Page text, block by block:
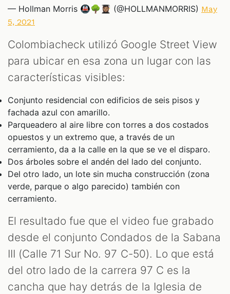
— Hollman Morris 🚇🌳👩🏽‍🎓 (@HOLLMANMORRIS) May
5, 2021
Colombiacheck utilizó Google Street View
para ubicar en esa zona un lugar con las
características visibles:
Conjunto residencial con edificios de seis pisos y
fachada azul con amarillo.
Parqueadero al aire libre con torres a dos costados
opuestos y un extremo que, a través de un
cerramiento, da a la calle en la que se ve el disparo.
Dos árboles sobre el andén del lado del conjunto.
Del otro lado, un lote sin mucha construcción (zona
verde, parque o algo parecido) también con
cerramiento.
El resultado fue que el video fue grabado
desde el conjunto Condados de la Sabana
III (Calle 71 Sur No. 97 C-50). Lo que está
del otro lado de la carrera 97 C es la
cancha que hay detrás de la Iglesia de